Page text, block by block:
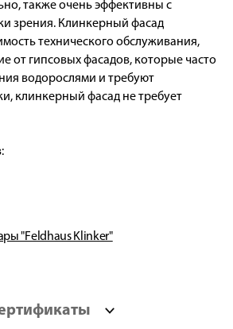
также очень эффективны с
зрения. Клинкерный фасад
технического обслуживания,
от гипсовых фасадов, которые часто
водорослями и требуют
клинкерный фасад не требует
"Feldhaus Klinker"